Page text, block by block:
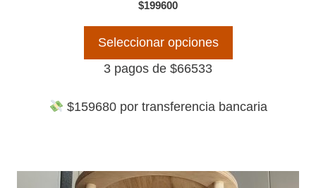
$199600
Seleccionar opciones
3 pagos de $66533
$159680por transferencia bancaria